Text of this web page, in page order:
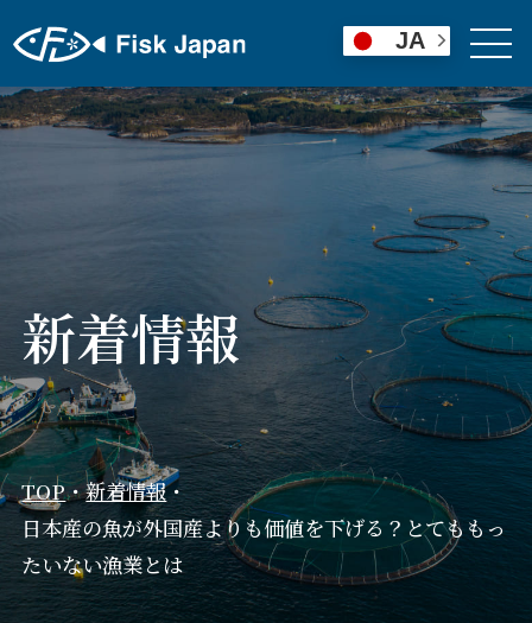
新着情報
TOP・新着情報・
日本産の魚が外国産よりも価値を下げる？とてももっ
たいない漁業とは
JA